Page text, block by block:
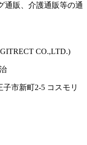
通販、介護通販等の通
CO.,LTD.)
市新町2-5 コスモリ